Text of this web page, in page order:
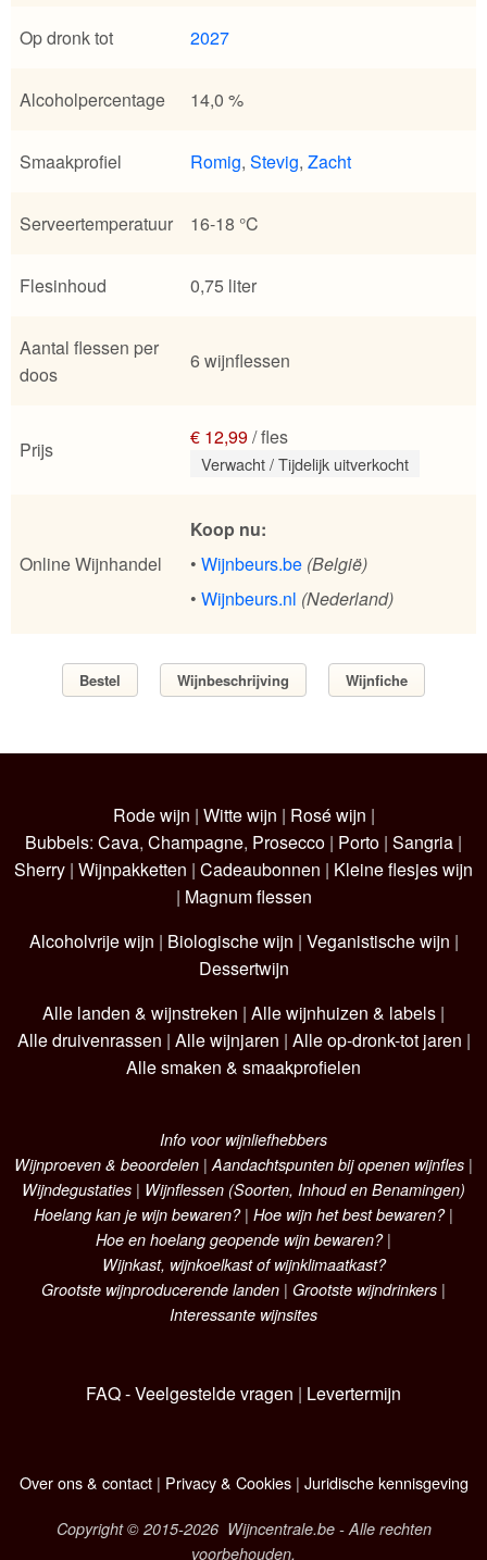
Op dronk tot 2027
Alcoholpercentage 14,0 %
Smaakprofiel Romig, Stevig, Zacht
Serveertemperatuur 16-18 °C
Flesinhoud 0,75 liter
Aantal flessen per
doos
6 wijnflessen
Prijs
€ 12,99/ fles
Verwacht / Tijdelijk uitverkocht
Online Wijnhandel
Koop nu:
• Wijnbeurs.be (België)
• Wijnbeurs.nl (Nederland)
Bestel Wijnbeschrijving Wijnfiche
Rode wijn | Witte wijn | Rosé wijn |
Bubbels: Cava, Champagne, Prosecco | Porto | Sangria |
Sherry | Wijnpakketten | Cadeaubonnen | Kleine flesjes wijn
| Magnum flessen
Alcoholvrije wijn | Biologische wijn | Veganistische wijn |
Dessertwijn
Alle landen & wijnstreken | Alle wijnhuizen & labels |
Alle druivenrassen | Alle wijnjaren | Alle op-dronk-tot jaren |
Alle smaken & smaakprofielen
Info voor wijnliefhebbers
Wijnproeven & beoordelen |Aandachtspunten bij openen wijnfles |
Wijndegustaties | Wijnflessen (Soorten, Inhoud en Benamingen)
Hoelang kan je wijn bewaren?| Hoe wijn het best bewaren?|
Hoe en hoelang geopende wijn bewaren?|
Wijnkast, wijnkoelkast of wijnklimaatkast?
Grootste wijnproducerende landen | Grootste wijndrinkers |
Interessante wijnsites
FAQ - Veelgestelde vragen | Levertermijn
Over ons & contact| Privacy & Cookies| Juridische kennisgeving
Copyright © 2015-2026 Wijncentrale.be - Alle rechten
voorbehouden.